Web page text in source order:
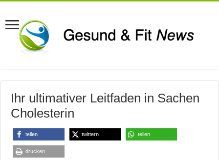
Ihr ultimativer Leitfaden in Sachen
Cholesterin
teilen twittern teilen
drucken